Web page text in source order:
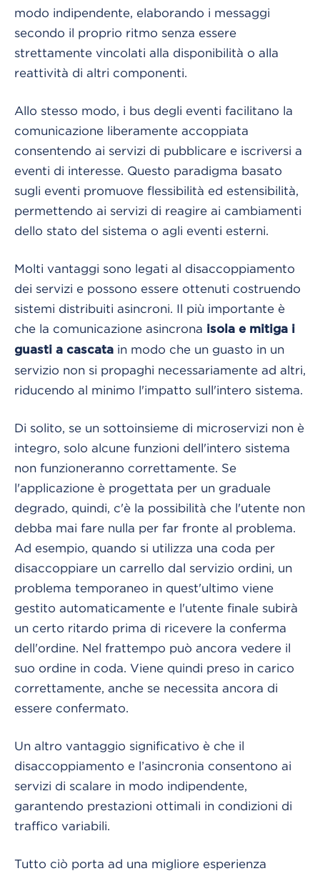
modo indipendente, elaborando i messaggi
secondo il proprio ritmo senza essere
strettamente vincolati alla disponibilità o alla
reattività di altri componenti.
Allo stesso modo, i bus degli eventi facilitano la
comunicazione liberamente accoppiata
consentendo ai servizi di pubblicare e iscriversi a
eventi di interesse. Questo paradigma basato
sugli eventi promuove flessibilità ed estensibilità,
permettendo ai servizi di reagire ai cambiamenti
dello stato del sistema o agli eventi esterni.
Molti vantaggi sono legati al disaccoppiamento
dei servizi e possono essere ottenuti costruendo
sistemi distribuiti asincroni. Il più importante è
che la comunicazione asincrona isola e mitiga i
guasti a cascata in modo che un guasto in un
servizio non si propaghi necessariamente ad altri,
riducendo al minimo l'impatto sull'intero sistema.
Di solito, se un sottoinsieme di microservizi non è
integro, solo alcune funzioni dell'intero sistema
non funzioneranno correttamente. Se
l'applicazione è progettata per un graduale
degrado, quindi, c'è la possibilità che l'utente non
debba mai fare nulla per far fronte al problema.
Ad esempio, quando si utilizza una coda per
disaccoppiare un carrello dal servizio ordini, un
problema temporaneo in quest'ultimo viene
gestito automaticamente e l'utente finale subirà
un certo ritardo prima di ricevere la conferma
dell'ordine. Nel frattempo può ancora vedere il
suo ordine in coda. Viene quindi preso in carico
correttamente, anche se necessita ancora di
essere confermato.
Un altro vantaggio significativo è che il
disaccoppiamento e l’asincronia consentono ai
servizi di scalare in modo indipendente,
garantendo prestazioni ottimali in condizioni di
traffico variabili.
Tutto ciò porta ad una migliore esperienza